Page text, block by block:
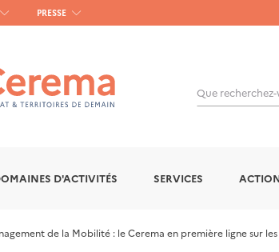
PRESSE
Que recherchez-
D'ACTIVITÉS SERVICES
de la Mobilité : le Cerema en première ligne sur